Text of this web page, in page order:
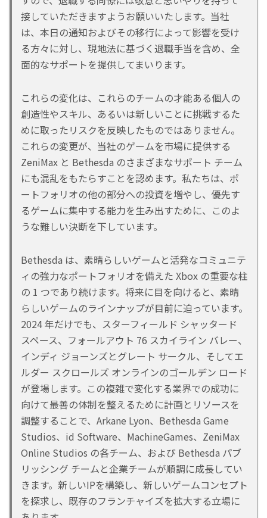
接していただきますようお願いいたします。当社
は、本日の通知およびその移行によって影響を受け
る方々に対し、現地法に基づく退職手当を含め、全
面的なサポートを提供してまいります。
これらの変化は、これらのチームの才能ある個人の
創造性やスキル、あるいは新しいことに挑戦するた
めに取ったリスクを反映したものではありません。
これらの変更が、当社のゲームを市場に提供する
ZeniMax と Bethesda のさまざまなサポート チーム
にも混乱をもたらすことを認めます。私たちは、ポ
ートフォリオの他の部分への投資を増やし、優先す
るゲームに集中する能力を生み出すために、このよ
うな難しい決断を下しています。
Bethesda は、素晴らしいゲームと活発なコミュニテ
ィの強力なポートフォリオを備えた Xbox の重要な柱
の 1 つであり続けます。将来に目を向けると、素晴
らしいゲームのラインナップが目前に迫っています。
2024 年だけでも、スターフィールド シャッタード
スペース、フォールアウト 76 スカイライン バレー、
インディ ジョーンズとグレート サークル、そしてエ
ルダー スクロールズ オンラインのゴールデン ロード
が登場します。この複雑で変化する業界での成功に
向けて最善の体制を整えるために計画とリソースを
調整することで、Arkane Lyon、Bethesda Game
Studios、id Software、MachineGames、ZeniMax
Online Studios の各チーム、および Bethesda パブ
リッシング チームと企業チームが順調に成長してい
きます。新しいIPを構築し、新しいゲームコンセプト
を探求し、既存のフランチャイズを拡大する立場に